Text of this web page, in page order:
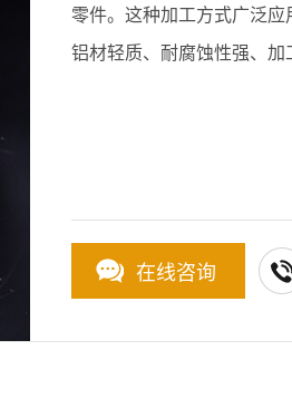
零件。这种加工方式广泛
铝材轻质、耐腐蚀性强、加
在线咨询